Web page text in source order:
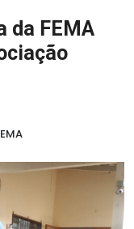
da FEMA